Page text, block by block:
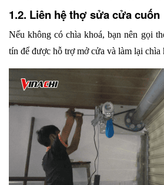
1.2. Liên hệ thợ sửa cửa cuốn
Nếu không có chìa khoá, bạn nên gọi
tín để được hỗ trợ mở cửa và làm lại chìa